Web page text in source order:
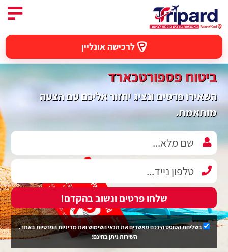
לרכישה אונליין
ביטוח פספורטכארד
השאירו פרטים ונציג יחזור אליכם עם הצעה
מותאמת.
שלחו פרטים ונשוב בהקדם!
בשליחת הטופס הינכם מאשרים אתתנאי השימושואתמדיניות הפרטיותבאתר.
השירות ניתן בחינם!